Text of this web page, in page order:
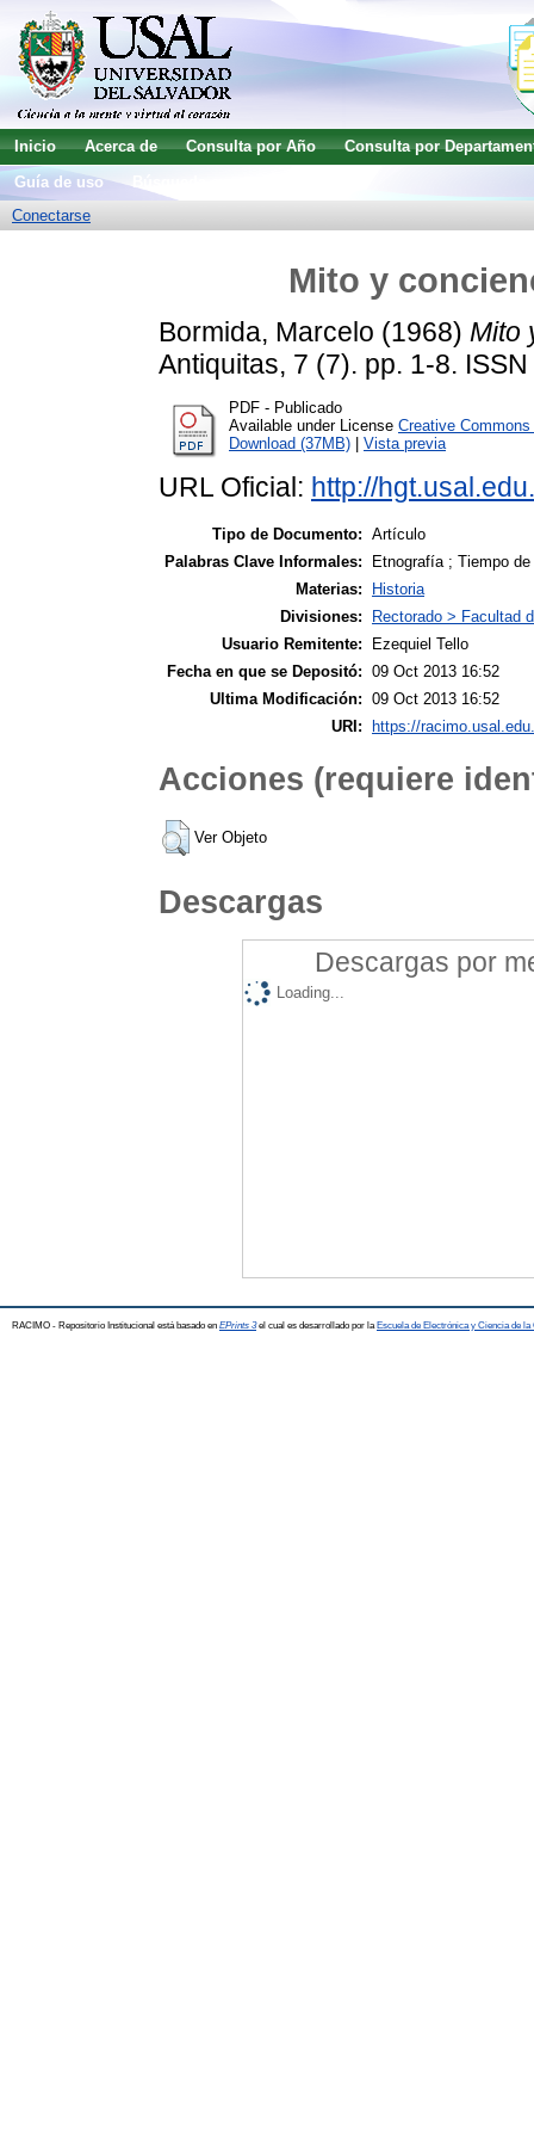
Inicio Acerca de Consulta por Año
Consulta por
Guía de uso
Conectarse
Mito y
Bormida, Marcelo (1968) Mito
Antiquitas, 7 (7). pp. 1-8.
PDF - Publicado
Available under License Creative
Download (37MB)
Vista previa
URL Oficial: http://
Tipo de Documento: Artículo
Palabras Clave Informales:
Etnografía ; Tiempo
Materias:
Historia
Divisiones:
Rectorado > Facultad
Usuario Remitente:
Ezequiel Tello
Fecha en que se Depositó: 09 Oct 2013 16:52
Ultima Modificación: 09 Oct 2013 16:52
URI:
https://
Acciones (requiere
Ver Objeto
Descargas
Descargas por
Loading...
RACIMO - Repositorio Institucional está basado en EPrints 3el cual es desarrollado por la Escuela de Electrónica y Ciencia de la